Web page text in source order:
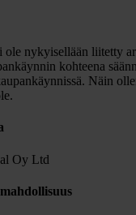
nykyisellään liitetty
kohteena
Näin
Oy Ltd